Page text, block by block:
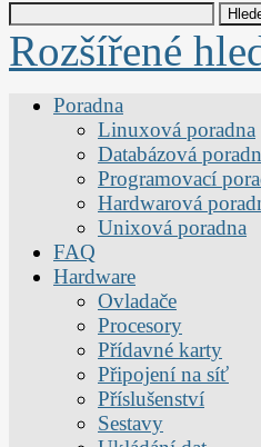
Rozšířené
Poradna
Linuxová poradna
Databázová
Programovací
Hardwarová
Unixová poradna
FAQ
Hardware
Ovladače
Procesory
Přídavné karty
Připojení na síť
Příslušenství
Sestavy